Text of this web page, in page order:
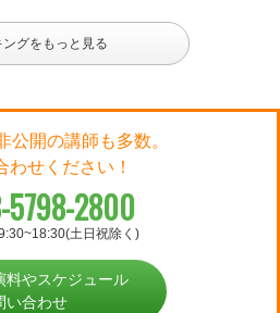
ングをもっと見る
公開の講師も多数。
わせください！
5798-2800
土日祝除く)
料やスケジュール
い合わせ